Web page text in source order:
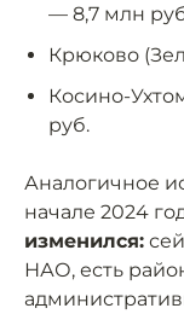
— 8,7 млн
Крюково
Косино-
руб.
Аналогичное
начале 2024
изменился:
НАО, есть